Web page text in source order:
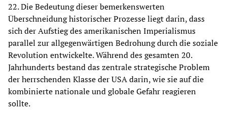
22. Die Bedeutung dieser bemerkenswerten
Überschneidung historischer Prozesse liegt darin, dass
sich der Aufstieg des amerikanischen Imperialismus
parallel zur allgegenwärtigen Bedrohung durch die soziale
Revolution entwickelte. Während des gesamten 20.
Jahrhunderts bestand das zentrale strategische Problem
der herrschenden Klasse der USA darin, wie sie auf die
kombinierte nationale und globale Gefahr reagieren
sollte.